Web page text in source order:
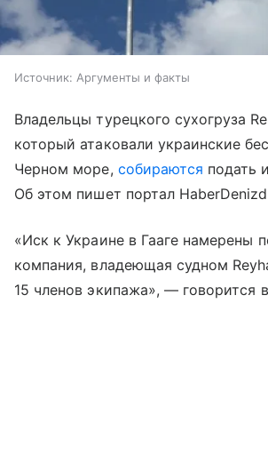
Источник: Аргументы и факты
Владельцы турецкого сухогруза
который атаковали украинские
Черном море, собираются подать
Об этом пишет портал
«Иск к Украине в Гааге намерены
компания, владеющая судном
15 членов экипажа», — говорится